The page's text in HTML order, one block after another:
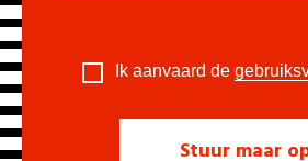
Ik aanvaard de